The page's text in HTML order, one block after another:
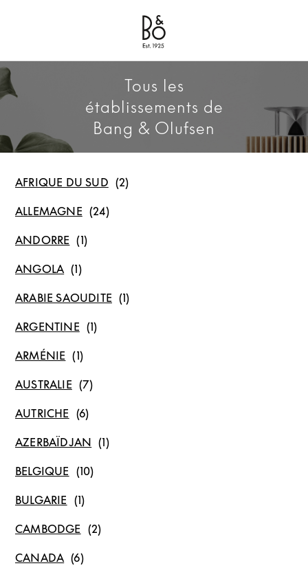
Bang & Olufsen - Exist to Create
Link Opens in New Tab
Tous les
établissements de
Bang & Olufsen
AFRIQUE DU SUD
ALLEMAGNE
ANDORRE
ANGOLA
ARABIE SAOUDITE
ARGENTINE
ARMÉNIE
AUSTRALIE
AUTRICHE
AZERBAÏDJAN
BELGIQUE
BULGARIE
CAMBODGE
CANADA